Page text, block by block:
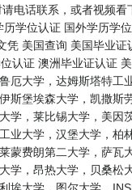
电话联系，或者视频
学位认证 国外学历学
美国查询 美国毕业
认证 澳洲毕业证认证
厄大学，达姆斯塔特
斯堡埃森大学，凯撒
，莱比锡大学，美
大学，汉堡大学，
蒙费朗第二大学，萨
学，昂热大学，贝桑